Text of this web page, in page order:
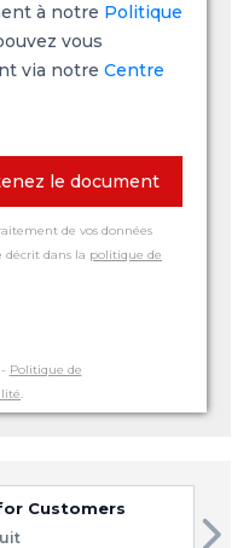
à notre Politique
vous
via notre Centre
le document
de vos données
dans la politique de
Politique de
.
Customers